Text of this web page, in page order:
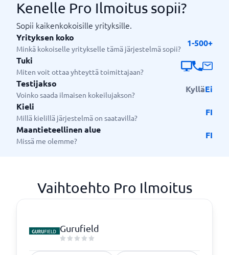
Kenelle Pro Ilmoitus sopii?
Sopii kaikenkokoisille yrityksille.
Yrityksen koko
Minkä kokoiselle yritykselle tämä järjestelmä sopii?
1-500+
Tuki
Miten voit ottaa yhteyttä toimittajaan?
Testijakso
Voinko saada ilmaisen kokeilujakson?
KylläEi
Kieli
Millä kielillä järjestelmä on saatavilla?
FI
Maantieteellinen alue
Missä me olemme?
FI
Vaihtoehto Pro Ilmoitus
Gurufield